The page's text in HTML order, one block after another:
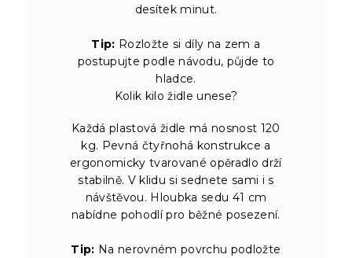
desítek minut.
Tip: Rozložte si díly na zem a
postupujte podle návodu, půjde to
hladce.
Kolik kilo židle unese?
Každá plastová židle má nosnost 120
kg. Pevná čtyřnohá konstrukce a
ergonomicky tvarované opěradlo drží
stabilně. V klidu si sednete sami i s
návštěvou. Hloubka sedu 41 cm
nabídne pohodlí pro běžné posezení.
Tip: Na nerovném povrchu podložte